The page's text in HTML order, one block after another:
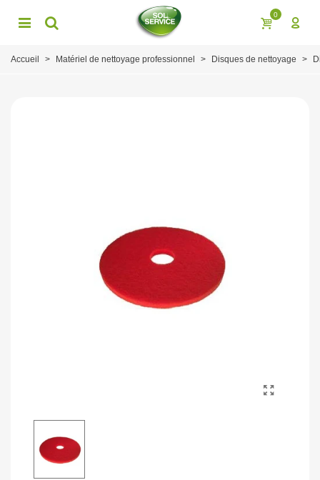
0
Accueil > Matériel de nettoyage professionnel > Disques de nettoyage >